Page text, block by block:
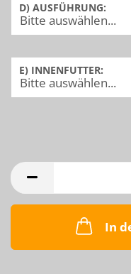
D) AUSFÜHRUNG:
E) INNENFUTTER:
In